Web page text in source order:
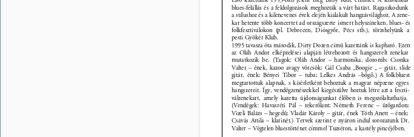
blues-felállás és a feldolgozások meghozták a várt hatást. Ragaszkodunk
a stílushoz és a kilencvenes évek elején kialakult hangzásvilághoz. A zene-
kar hetente több koncertet ad országszerte ismert helyszíneken, blues- és
folkfesztiválokon (pl. Debrecen, Diósgyőr, Pécs stb.), törzshelyünk a
pesti Gyökér Klub.
1995 tavasza óta második, Dirty Dozen című kazettánk is kapható. Ezen
az Oláh Andor elképzelései alapján létrehozott és hangszerelt zenekar
mutatkozik be. (Tagok: Oláh Andor – harmonika, doromb; Csonka
Valter – ének, kazoo avagy vörcsök; Gál Csaba „Boogie „ – gitár, slide
gitár, ének; Bényei Tibor – tuba; Lelkes András –bőgő.) A folkbluest
megtartottuk alapnak, s kísérletként behoztuk a magyar népzene egyes
hangszereit. Így, vendégzenészekkel kiegészülve hoztuk létre azt a feszti-
válzenekart, amely kazetta újdonságunkat élőben is megszólaltathatja.
(Vendégek: Havasréti Pál – tekerőlant; Németh Ferenc – ütőgardon;
Vizeli Balázs – hegedű; Vladár Károly – gitár, ének Tóth Anett – ének;
Csávás Attila – klarinét.) Tervek szerint e nyáron indul sorozatunk Dr.
Valter – Végtelen bluestörténet címmel Tuzséron, a kastély pincéjében.